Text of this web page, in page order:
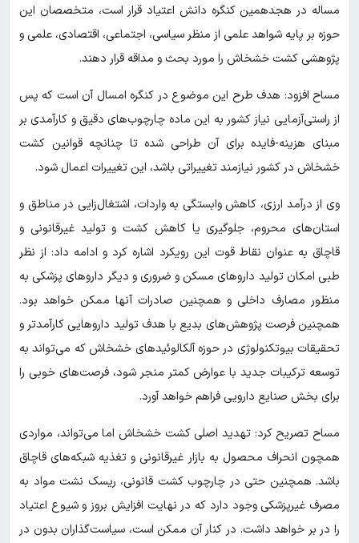
مساله در هجدهمین کنگره دانش اعتیاد قرار است، متخصصان این
حوزه بر پایه شواهد علمی از منظر سیاسی، اجتماعی، اقتصادی، علمی و
پژوهشی کشت خشخاش را مورد بحث و مداقه قرار دهند.
مساح افزود: هدف طرح این موضوع در کنگره امسال آن است که پس
از راستی‌آزمایی نیاز کشور به این ماده چارچوب‌های دقیق و کارآمدی بر
مبنای هزینه-فایده برای آن طراحی شده تا چنانچه قوانین کشت
خشخاش در کشور نیازمند تغییراتی باشد، این تغییرات اعمال شود.
وی از درآمد ارزی، کاهش وابستگی به واردات، اشتغال‌زایی در مناطق و
استان‌های محروم، جلوگیری یا کاهش کشت و تولید غیرقانونی و
قاچاق به عنوان نقاط قوت این رویکرد اشاره کرد و ادامه داد: از نظر
طبی امکان تولید داروهای مسکن و ضروری و دیگر داروهای پزشکی به
منظور مصارف داخلی و همچنین صادرات آنها ممکن خواهد بود.
همچنین فرصت پژوهش‌های بدیع با هدف تولید داروهایی کارآمدتر و
تحقیقات بیوتکنولوژی در حوزه آلکالوئیدهای خشخاش که می‌تواند به
توسعه ترکیبات جدید با عوارض کمتر منجر شود، فرصت‌های خوبی را
برای بخش صنایع دارویی فراهم خواهد آورد.
مساح تصریح کرد: تهدید اصلی کشت خشخاش اما می‌تواند، مواردی
همچون انحراف محصول به بازار غیرقانونی و تغذیه شبکه‌های قاچاق
باشد. همچنین حتی در چارچوب کشت قانونی، ریسک نشت مواد به
مصرف غیرپزشکی وجود دارد که در نهایت افزایش بروز و شیوع اعتیاد
را در بر خواهد داشت. در کنار آن ممکن است، سیاست‌گذاران بدون در